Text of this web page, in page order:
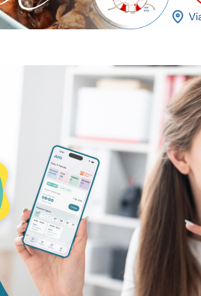
Cronaca
Incidente mortale sul
lavoro a Carrara:
44enne schiacciato
da alcune lastre di
marmo